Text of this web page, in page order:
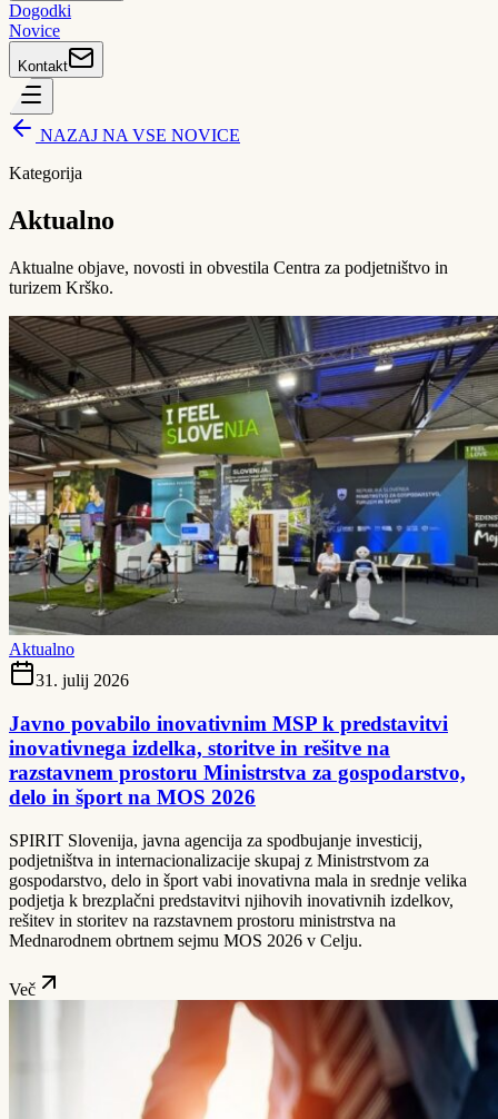
Dogodki
Novice
Kontakt
NAZAJ NA VSE NOVICE
Kategorija
Aktualno
Aktualne objave, novosti in obvestila Centra za podjetništvo in
turizem Krško.
Aktualno
31. julij 2026
Javno povabilo inovativnim MSP k predstavitvi
inovativnega izdelka, storitve in rešitve na
razstavnem prostoru Ministrstva za gospodarstvo,
delo in šport na MOS 2026
SPIRIT Slovenija, javna agencija za spodbujanje investicij,
podjetništva in internacionalizacije skupaj z Ministrstvom za
gospodarstvo, delo in šport vabi inovativna mala in srednje velika
podjetja k brezplačni predstavitvi njihovih inovativnih izdelkov,
rešitev in storitev na razstavnem prostoru ministrstva na
Mednarodnem obrtnem sejmu MOS 2026 v Celju.
Več